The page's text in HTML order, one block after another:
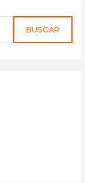
BUSCAR